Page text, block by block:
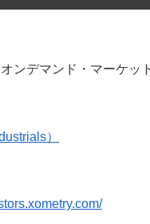
ンデマンド・マーケッ
）